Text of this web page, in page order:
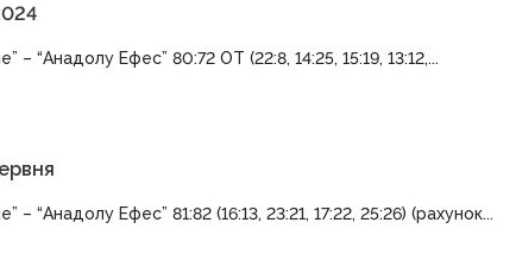
“Анадолу Ефес” 80:72 OT (22:8, 14:25, 15:19, 13:12,...
“Анадолу Ефес” 81:82 (16:13, 23:21, 17:22, 25:26) (рахунок...